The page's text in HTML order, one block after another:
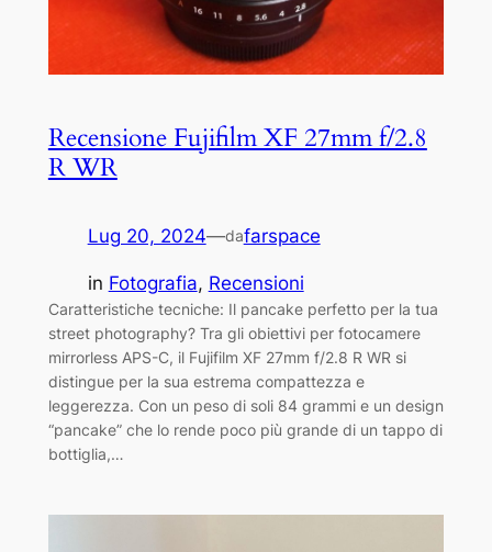
Recensione Fujifilm XF 27mm f/2.8
R WR
Lug 20, 2024—dafarspace
in Fotografia, Recensioni
Caratteristiche tecniche: Il pancake perfetto per la tua
street photography? Tra gli obiettivi per fotocamere
mirrorless APS-C, il Fujifilm XF 27mm f/2.8 R WR si
distingue per la sua estrema compattezza e
leggerezza. Con un peso di soli 84 grammi e un design
“pancake” che lo rende poco più grande di un tappo di
bottiglia,…